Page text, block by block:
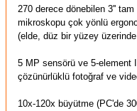
270 derece dönebilen 3''
mikroskopu çok yönlü
(elde, düz bir yüzey
5 MP sensörü ve 5-element
çözünürlüklü fotoğraf ve
10x-120x büyütme (PC'de